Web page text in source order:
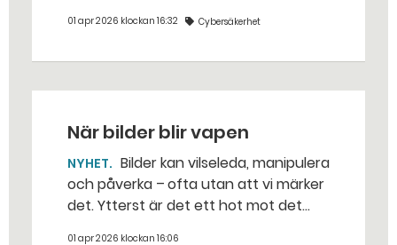
informationspåverkan, men det kan
säger Jerker Sundstrand på
(MPF).
01 apr 2026 klockan 16:32 Cybersäkerhet
När bilder blir vapen
NYHET
och påverka – ofta utan att vi märker
det. Ytterst är det ett hot mot det
01 apr 2026 klockan 16:06